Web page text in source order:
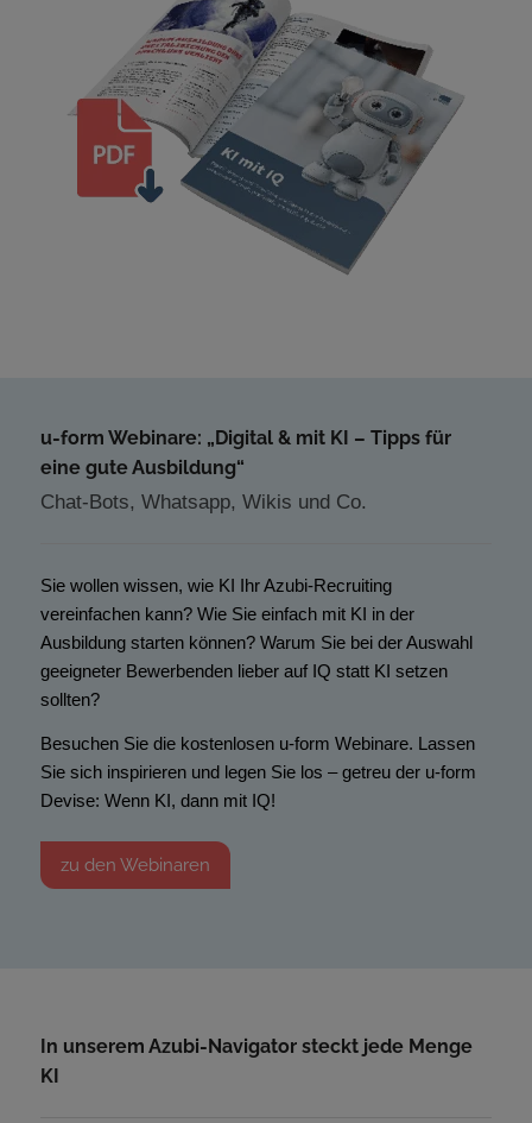
u-form Webinare: „Digital & mit KI – Tipps für
eine gute Ausbildung“
Chat-Bots, Whatsapp, Wikis und Co.
Sie wollen wissen, wie KI Ihr Azubi-Recruiting
vereinfachen kann? Wie Sie einfach mit KI in der
Ausbildung starten können? Warum Sie bei der Auswahl
geeigneter Bewerbenden lieber auf IQ statt KI setzen
sollten?
Besuchen Sie die kostenlosen u-form Webinare. Lassen
Sie sich inspirieren und legen Sie los – getreu der u-form
Devise: Wenn KI, dann mit IQ!
zu den Webinaren
In unserem Azubi-Navigator steckt jede Menge
KI